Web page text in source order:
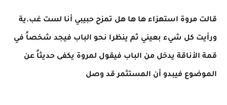
قالت مروة استهزاء ها ها هل تمزح حبيبي أنا لست غب.ية
ورأيت كل شيء بعيني ثم ينظرا نحو الباب فيجد شخصاً في
قمة الأناقة يدخل من الباب فيقول لمروة يكفى حديثاً عن
الموضوع فيبدو أن المستثمر قد وصل